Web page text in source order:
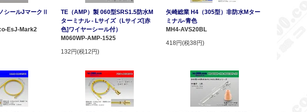
シールJマークⅡ
EsJ-Mark2
TE（AMP）製 060型SRS1.5防水M
ターミナル - Lサイズ（Lサイズ[赤
色]ワイヤーシール付）
M060WP-AMP-1525
132円(税12円)
矢崎総業 H4（305型）非防水Mター
ミナル-青色
MH4-AVS20BL
418円(税38円)